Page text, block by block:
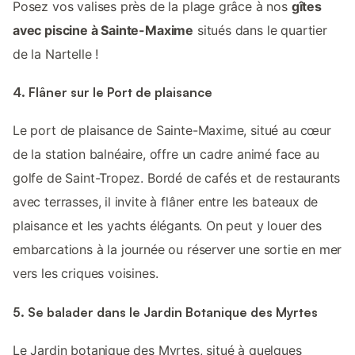
Posez vos valises près de la plage grâce à nos gîtes
avec piscine à Sainte-Maxime situés dans le quartier
de la Nartelle !
4. Flâner sur le Port de plaisance
Le port de plaisance de Sainte-Maxime, situé au cœur
de la station balnéaire, offre un cadre animé face au
golfe de Saint-Tropez. Bordé de cafés et de restaurants
avec terrasses, il invite à flâner entre les bateaux de
plaisance et les yachts élégants. On peut y louer des
embarcations à la journée ou réserver une sortie en mer
vers les criques voisines.
5. Se balader dans le Jardin Botanique des Myrtes
Le Jardin botanique des Myrtes, situé à quelques